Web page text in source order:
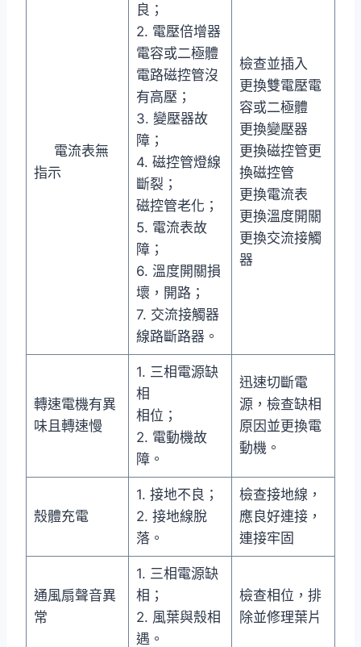
電流表無
指示
良；
2. 電壓倍增器
電容或二極體
電路磁控管沒
有高壓；
3. 變壓器故
障；
4. 磁控管燈線
斷裂；
磁控管老化；
5. 電流表故
障；
6. 溫度開關損
壞，開路；
7. 交流接觸器
線路斷路器。
檢查並插入
更換雙電壓電
容或二極體
更換變壓器
更換磁控管更
換磁控管
更換電流表
更換溫度開關
更換交流接觸
器
轉速電機有異
味且轉速慢
1. 三相電源缺
相
相位；
2. 電動機故
障。
迅速切斷電
源，檢查缺相
原因並更換電
動機。
殼體充電
1. 接地不良；
2. 接地線脫
落。
檢查接地線，
應良好連接，
連接牢固
通風扇聲音異
常
1. 三相電源缺
相；
2. 風葉與殼相
遇。
檢查相位，排
除並修理葉片